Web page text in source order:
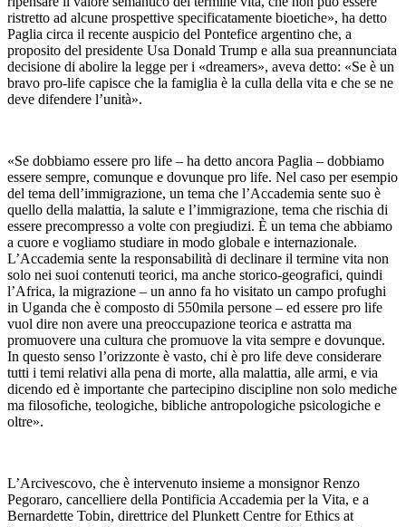
ristretto ad alcune prospettive specificatamente bioetiche», ha detto
Paglia circa il recente auspicio del Pontefice argentino che, a
proposito del presidente Usa Donald Trump e alla sua preannunciata
decisione di abolire la legge per i «dreamers», aveva detto: «Se è un
bravo pro-life capisce che la famiglia è la culla della vita e che se ne
deve difendere l’unità».
«Se dobbiamo essere pro life – ha detto ancora Paglia – dobbiamo
essere sempre, comunque e dovunque pro life. Nel caso per esempio
del tema dell’immigrazione, un tema che l’Accademia sente suo è
quello della malattia, la salute e l’immigrazione, tema che rischia di
essere precompresso a volte con pregiudizi. È un tema che abbiamo
a cuore e vogliamo studiare in modo globale e internazionale.
L’Accademia sente la responsabilità di declinare il termine vita non
solo nei suoi contenuti teorici, ma anche storico-geografici, quindi
l’Africa, la migrazione – un anno fa ho visitato un campo profughi
in Uganda che è composto di 550mila persone – ed essere pro life
vuol dire non avere una preoccupazione teorica e astratta ma
promuovere una cultura che promuove la vita sempre e dovunque.
In questo senso l’orizzonte è vasto, chi è pro life deve considerare
tutti i temi relativi alla pena di morte, alla malattia, alle armi, e via
dicendo ed è importante che partecipino discipline non solo mediche
ma filosofiche, teologiche, bibliche antropologiche psicologiche e
oltre».
L’Arcivescovo, che è intervenuto insieme a monsignor Renzo
Pegoraro, cancelliere della Pontificia Accademia per la Vita, e a
Bernardette Tobin, direttrice del Plunkett Centre for Ethics at